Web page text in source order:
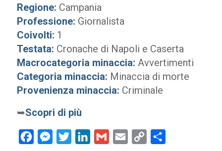
Regione: Campania
Professione: Giornalista
Coivolti: 1
Testata: Cronache di Napoli e Caserta
Macrocategoria minaccia: Avvertimenti
Categoria minaccia: Minaccia di morte
Provenienza minaccia: Criminale
➥Scopri di più
FacebookMessenger
Twitter LinkedInGmail Email
Copy